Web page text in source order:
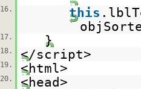
16.
this
17. }
18. </script>
19. <html>
20. <head>